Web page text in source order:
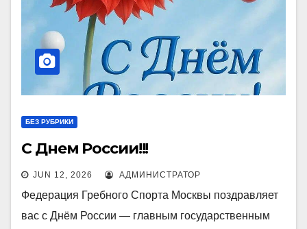
БЕЗ РУБРИКИ
С Днем России!!!
JUN 12, 2026 АДМИНИСТРАТОР
Федерация Гребного Спорта Москвы поздравляет
вас с Днём России — главным государственным